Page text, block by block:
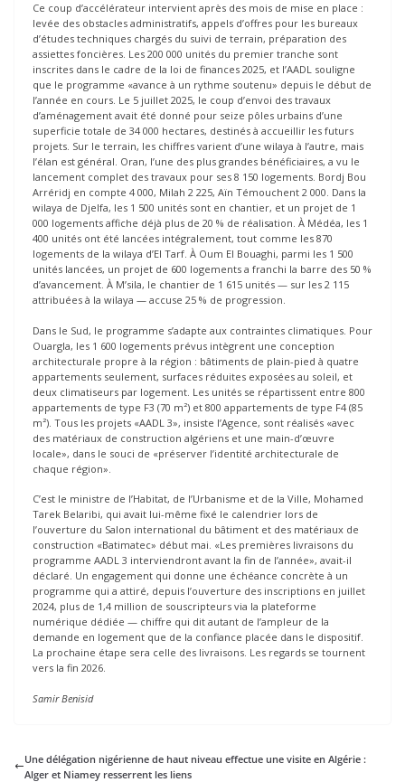
Ce coup d’accélérateur intervient après des mois de mise en place :
levée des obstacles administratifs, appels d’offres pour les bureaux
d’études techniques chargés du suivi de terrain, préparation des
assiettes foncières. Les 200 000 unités du premier tranche sont
inscrites dans le cadre de la loi de finances 2025, et l’AADL souligne
que le programme «avance à un rythme soutenu» depuis le début de
l’année en cours. Le 5 juillet 2025, le coup d’envoi des travaux
d’aménagement avait été donné pour seize pôles urbains d’une
superficie totale de 34 000 hectares, destinés à accueillir les futurs
projets. Sur le terrain, les chiffres varient d’une wilaya à l’autre, mais
l’élan est général. Oran, l’une des plus grandes bénéficiaires, a vu le
lancement complet des travaux pour ses 8 150 logements. Bordj Bou
Arréridj en compte 4 000, Milah 2 225, Aïn Témouchent 2 000. Dans la
wilaya de Djelfa, les 1 500 unités sont en chantier, et un projet de 1
000 logements affiche déjà plus de 20 % de réalisation. À Médéa, les 1
400 unités ont été lancées intégralement, tout comme les 870
logements de la wilaya d’El Tarf. À Oum El Bouaghi, parmi les 1 500
unités lancées, un projet de 600 logements a franchi la barre des 50 %
d’avancement. À M’sila, le chantier de 1 615 unités — sur les 2 115
attribuées à la wilaya — accuse 25 % de progression.
Dans le Sud, le programme s’adapte aux contraintes climatiques. Pour
Ouargla, les 1 600 logements prévus intègrent une conception
architecturale propre à la région : bâtiments de plain-pied à quatre
appartements seulement, surfaces réduites exposées au soleil, et
deux climatiseurs par logement. Les unités se répartissent entre 800
appartements de type F3 (70 m²) et 800 appartements de type F4 (85
m²). Tous les projets «AADL 3», insiste l’Agence, sont réalisés «avec
des matériaux de construction algériens et une main-d’œuvre
locale», dans le souci de «préserver l’identité architecturale de
chaque région».
C’est le ministre de l’Habitat, de l’Urbanisme et de la Ville, Mohamed
Tarek Belaribi, qui avait lui-même fixé le calendrier lors de
l’ouverture du Salon international du bâtiment et des matériaux de
construction «Batimatec» début mai. «Les premières livraisons du
programme AADL 3 interviendront avant la fin de l’année», avait-il
déclaré. Un engagement qui donne une échéance concrète à un
programme qui a attiré, depuis l’ouverture des inscriptions en juillet
2024, plus de 1,4 million de souscripteurs via la plateforme
numérique dédiée — chiffre qui dit autant de l’ampleur de la
demande en logement que de la confiance placée dans le dispositif.
La prochaine étape sera celle des livraisons. Les regards se tournent
vers la fin 2026.
Samir Benisid
Une délégation nigérienne de haut niveau effectue une visite en Algérie :
Alger et Niamey resserrent les liens